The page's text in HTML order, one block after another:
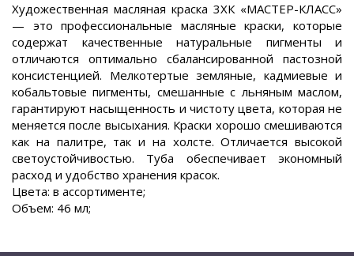
Художественная масляная краска 3ХК «МАСТЕР-КЛАСС»
— это профессиональные масляные краски, которые
содержат качественные натуральные пигменты и
отличаются оптимально сбалансированной пастозной
консистенцией. Мелкотертые земляные, кадмиевые и
кобальтовые пигменты, смешанные с льняным маслом,
гарантируют насыщенность и чистоту цвета, которая не
меняется после высыхания. Краски хорошо смешиваются
как на палитре, так и на холсте. Отличается высокой
светоустойчивостью. Туба обеспечивает экономный
расход и удобство хранения красок.
Цвета: в ассортименте;
Объем: 46 мл;